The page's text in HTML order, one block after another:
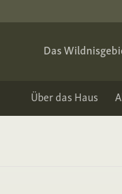
Das
Über das Haus